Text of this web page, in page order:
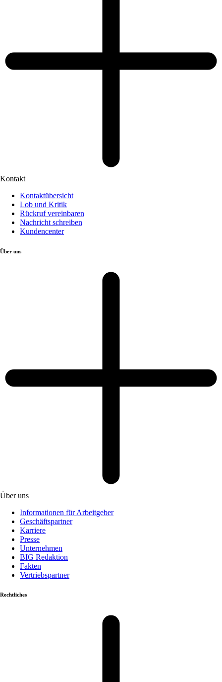
Kontakt
Kontaktübersicht
Lob und Kritik
Rückruf vereinbaren
Nachricht schreiben
Kundencenter
Über uns
Über uns
Informationen für Arbeitgeber
Geschäftspartner
Karriere
Presse
Unternehmen
BIG Redaktion
Fakten
Vertriebspartner
Rechtliches